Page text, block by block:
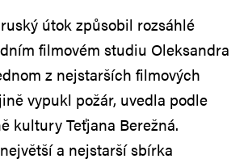
útok způsobil rozsáhlé
filmovém studiu Oleksandra
z nejstarších filmových
vypukl požár, uvedla podle
kultury Teťjana Berežná.
a nejstarší sbírka